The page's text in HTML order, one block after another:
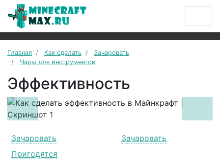
Главная Как сделать
Зачаровать
Чары для инструментов
Эффективность
Previous
Зачаровать
Зачаровать
Пригодятся